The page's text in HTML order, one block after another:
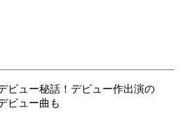
ビュー秘話！デビュー作出演の
ビュー曲も